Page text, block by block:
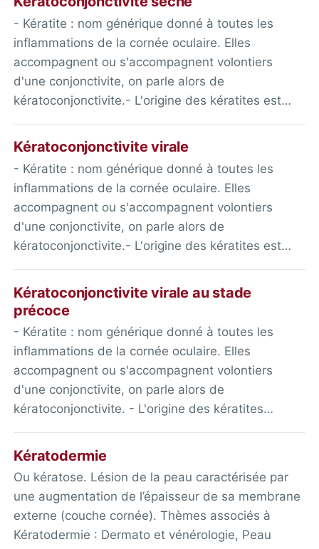
- Kératite : nom générique donné à toutes les
inflammations de la cornée oculaire. Elles
accompagnent ou s'accompagnent volontiers
d'une conjonctivite, on parle alors de
kératoconjonctivite.- L'origine des kératites est…
Kératoconjonctivite virale
- Kératite : nom générique donné à toutes les
inflammations de la cornée oculaire. Elles
accompagnent ou s'accompagnent volontiers
d'une conjonctivite, on parle alors de
kératoconjonctivite.- L'origine des kératites est…
Kératoconjonctivite virale au stade
précoce
- Kératite : nom générique donné à toutes les
inflammations de la cornée oculaire. Elles
accompagnent ou s'accompagnent volontiers
d'une conjonctivite, on parle alors de
kératoconjonctivite. - L'origine des kératites…
Kératodermie
Ou kératose. Lésion de la peau caractérisée par
une augmentation de l’épaisseur de sa membrane
externe (couche cornée). Thèmes associés à
Kératodermie : Dermato et vénérologie, Peau